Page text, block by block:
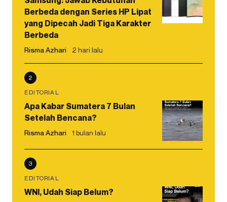
Berbeda dengan Series HP Lipat
yang Dipecah Jadi Tiga Karakter
Berbeda
Risma Azhari 2 hari lalu
2
EDITORIAL
Apa Kabar Sumatera 7 Bulan
Setelah Bencana?
Risma Azhari 1 bulan lalu
3
EDITORIAL
WNI, Udah Siap Belum?